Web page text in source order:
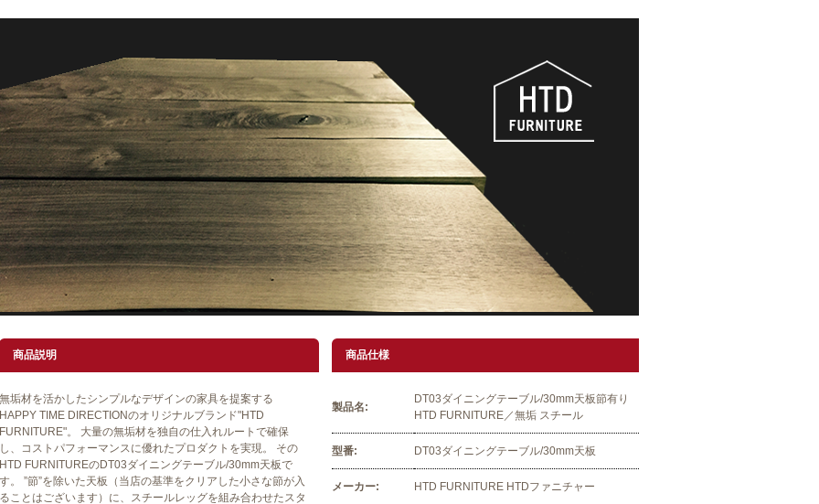
商品説明
無垢材を活かしたシンプルなデザインの家具を提案する
HAPPY TIME DIRECTIONのオリジナルブランド"HTD
FURNITURE"。 大量の無垢材を独自の仕入れルートで確保
し、コストパフォーマンスに優れたプロダクトを実現。 その
HTD FURNITUREのDT03ダイニングテーブル/30mm天板で
す。 ”節”を除いた天板（当店の基準をクリアした小さな節が入
ることはございます）に、スチールレッグを組み合わせたスタ
商品仕様
製品名:
DT03ダイニングテーブル/30mm天板節有り
HTD FURNITURE／無垢 スチール
型番: DT03ダイニングテーブル/30mm天板
メーカー: HTD FURNITURE HTDファニチャー